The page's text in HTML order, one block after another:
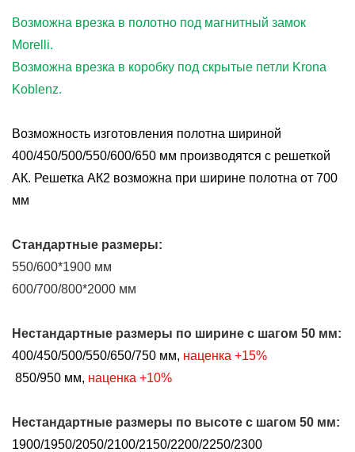
Возможна врезка в полотно под магнитный замок
Morelli.
Возможна врезка в коробку под скрытые петли Krona
Koblenz.
Возможность изготовления полотна шириной
400/450/500/550/600/650 мм производятся с решеткой
АК. Решетка АК2 возможна при ширине полотна от 700
мм
Стандартные размеры:
550/600*1900 мм
600/700/800*2000 мм
Нестандартные размеры по ширине с шагом 50 мм:
400/450/500/550/650/750 мм, наценка +15%
850/950 мм, наценка +10%
Нестандартные размеры по высоте с шагом 50 мм:
1900/1950/2050/2100/2150/2200/2250/2300